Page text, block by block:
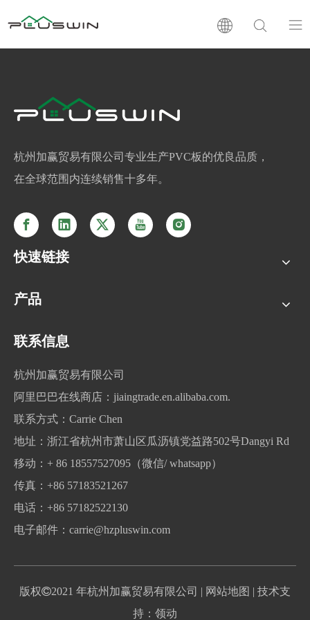
层压板
杭州加赢贸易有限公司专业生产PVC板的优良品质，
在全球范围内连续销售十多年。
快速链接
产品
联系信息
杭州加赢贸易有限公司
阿里巴巴在线商店： jiaingtrade.en.alibaba.com.
联系方式：Carrie Chen
地址：浙江省杭州市萧山区瓜沥镇党益路502号Dangyi Rd
移动：+ 86 18557527095（微信/ whatsapp）
传真：+86 57183521267
电话：+86 57182522130
电子邮件： carrie@hzpluswin.com
版权2021 年杭州加赢贸易有限公司 | 网站地图 | 技术支
持：领动